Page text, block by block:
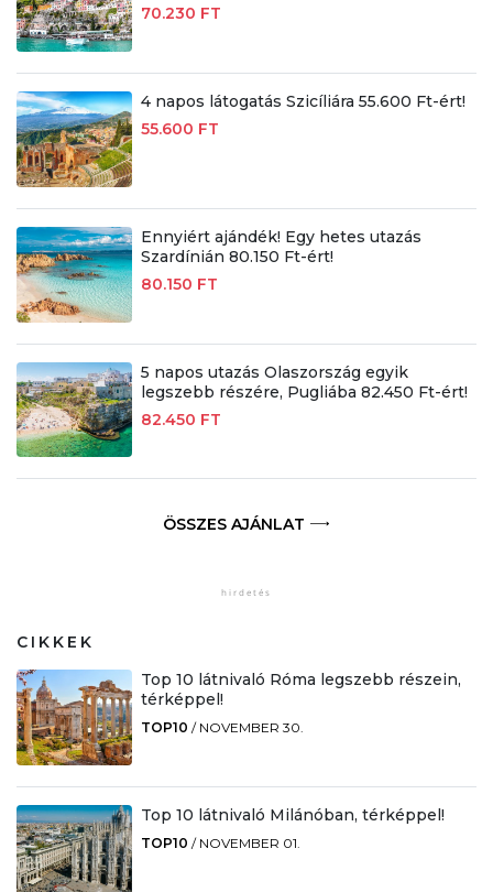
70.230 FT
4 napos látogatás Szicíliára 55.600 Ft-ért!
55.600 FT
Ennyiért ajándék! Egy hetes utazás
Szardínián 80.150 Ft-ért!
80.150 FT
5 napos utazás Olaszország egyik
legszebb részére, Pugliába 82.450 Ft-ért!
82.450 FT
ÖSSZES AJÁNLAT
CIKKEK
Top 10 látnivaló Róma legszebb részein,
térképpel!
TOP10 / NOVEMBER 30.
Top 10 látnivaló Milánóban, térképpel!
TOP10 / NOVEMBER 01.